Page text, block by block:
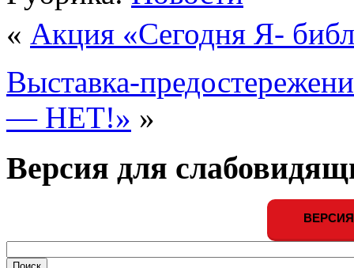
« Акция «Сегодня Я-
Выставка-
— НЕТ!» »
Версия для